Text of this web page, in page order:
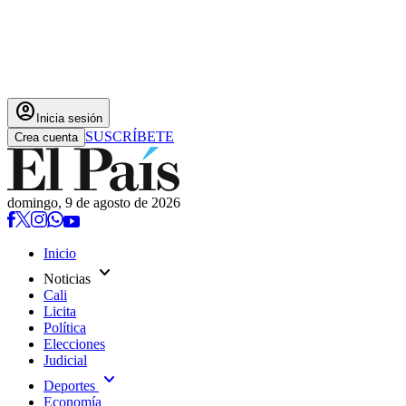
account_circle Inicia sesión
Crea cuenta SUSCRÍBETE
domingo, 9 de agosto de 2026
Inicio
Noticias expand_more
Cali
Licita
Política
Elecciones
Judicial
Deportes expand_more
Economía